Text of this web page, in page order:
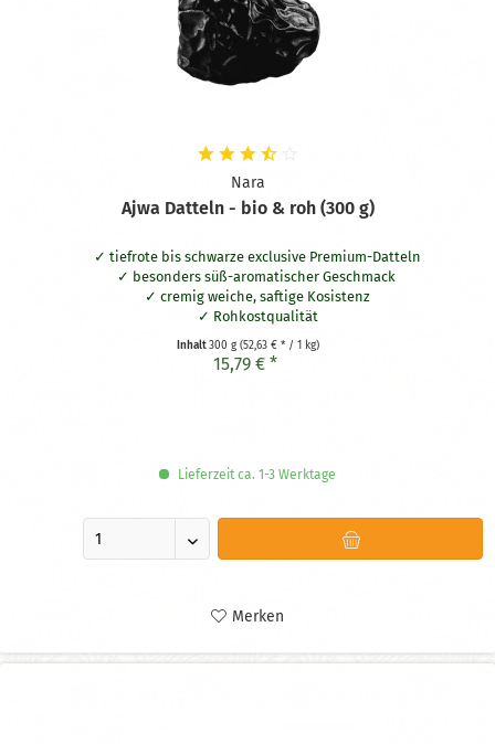
Nara
Ajwa Datteln - bio & roh (300 g)
tiefrote bis schwarze exclusive Premium-Datteln
besonders süß-aromatischer Geschmack
cremig weiche, saftige Kosistenz
Rohkostqualität
aus Saudi-Arabien
Inhalt300 g (52,63 € * / 1 kg)
15,79 € *
Lieferzeit ca. 1-3 Werktage
Merken